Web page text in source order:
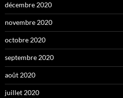
décembre 2020
novembre 2020
octobre 2020
septembre 2020
août 2020
juillet 2020